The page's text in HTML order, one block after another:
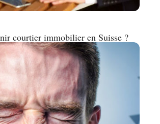
courtier immobilier en Suisse ?